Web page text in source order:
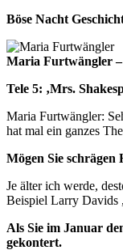
Böse Nacht
Maria Furtwängler
Tele 5: ‚Mrs.
Maria Furtwängler:
hat mal ein ganzes
Mögen Sie schrägen
Je älter ich werde,
Beispiel Larry Davids
Als Sie im Januar
gekontert.